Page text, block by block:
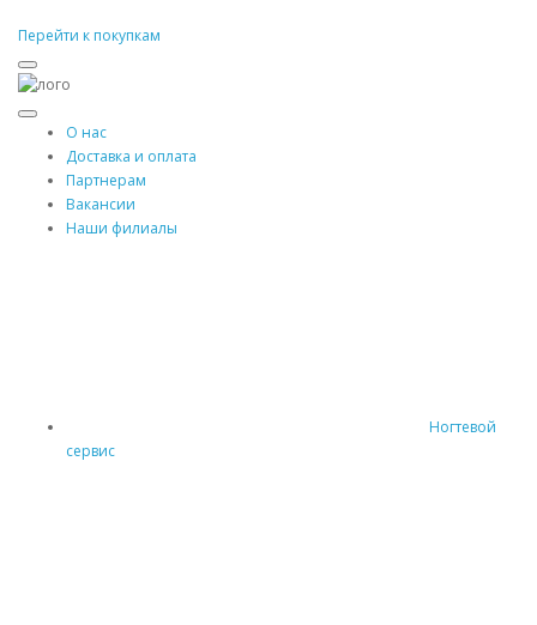
Перейти к покупкам
О нас
Доставка и оплата
Партнерам
Вакансии
Наши филиалы
Ногтевой
сервис